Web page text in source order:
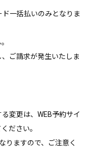
ド一括払いのみとなりま
ご請求が発生いたしま
変更は、WEB予約サイ
ださい。
りますので、ご注意く